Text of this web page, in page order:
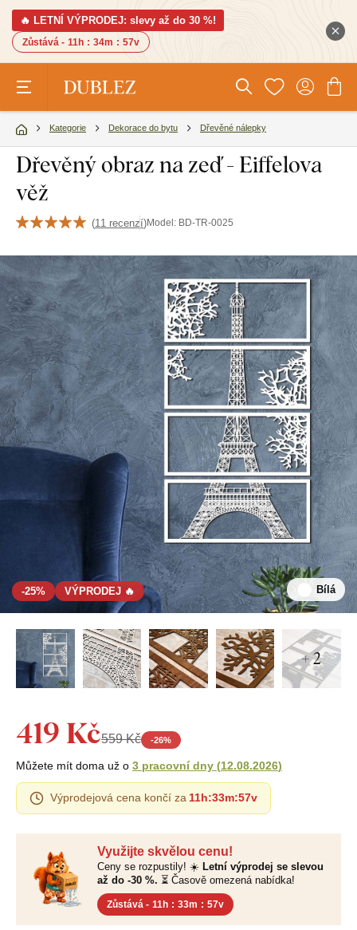
🔥 LETNÍ VÝPRODEJ: slevy až do 30 %!
Zůstává - 11h : 34m : 56v
Kategorie Dekorace do bytu Dřevěné nálepky
Dřevěný obraz na zeď - Eiffelova
věž
(11 recenzí)Model: BD-TR-0025
-25% VÝPRODEJ 🔥 Bílá
+ 2
Využijte skvělou cenu!
Ceny se rozpustily! ☀️ Letní výprodej se slevou
až do -30 %. ⏳ Časově omezená nabídka!
Zůstává - 11h : 33m : 56v
419 Kč559 Kč -26%
Můžete mít doma už o 3 pracovní dny (12.08.2026)
Výprodejová cena končí za 11h:33m:56v